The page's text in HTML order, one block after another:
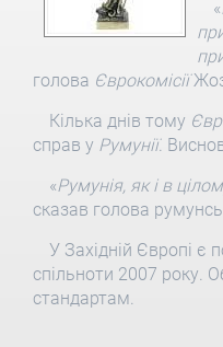
«
голова Єврокомісії
Кілька днів тому
справ у Румунії.
«Румунія, як і в
сказав голова
У Західній Європі
спільноти 2007 року.
стандартам.